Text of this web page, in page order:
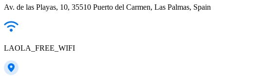
Av. de las Playas, 10, 35510 Puerto del Carmen, Las Palmas, Spain
LAOLA_FREE_WIFI